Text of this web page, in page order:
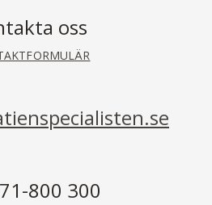
oss
800 300